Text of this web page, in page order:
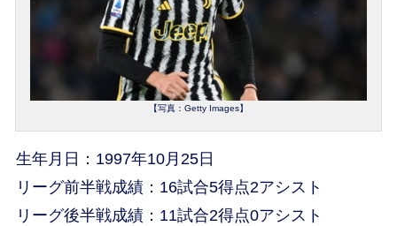
【写真：Getty Images】
生年月日：1997年10月25日
リーグ前半戦成績：16試合5得点2アシスト
リーグ後半戦成績：11試合2得点0アシスト